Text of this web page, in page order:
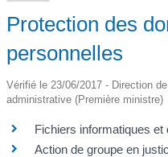
Protection des
personnelles
Vérifié le 23/06/2017 - Direction
administrative (Première ministre)
Fichiers informatiques et
Action de groupe en